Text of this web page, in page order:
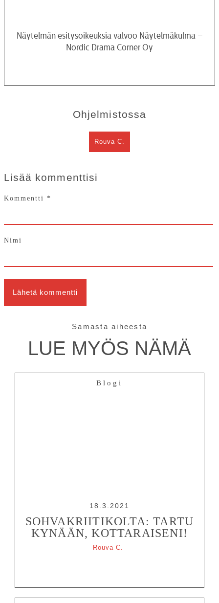
OHJELMISTO
LIPUT
PALVELUT
Näytelmän esitysoikeuksia valvoo Näytelmäkulma –
Nordic Drama Corner Oy
Ohjelmistossa
Rouva C.
Lisää kommenttisi
Kommentti *
Nimi
Samasta aiheesta
LUE MYÖS NÄMÄ
Blogi
18.3.2021
SOHVAKRIITIKOLTA: TARTU
KYNÄÄN, KOTTARAISENI!
Rouva C.